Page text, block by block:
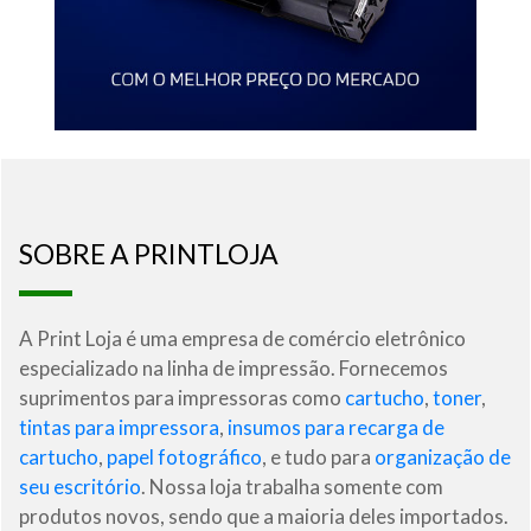
SOBRE A PRINTLOJA
A Print Loja é uma empresa de comércio eletrônico
especializado na linha de impressão. Fornecemos
suprimentos para impressoras como cartucho,toner,
tintas para impressora, insumos para recarga de
cartucho, papel fotográfico, e tudo para organização de
seu escritório. Nossa loja trabalha somente com
produtos novos, sendo que a maioria deles importados.